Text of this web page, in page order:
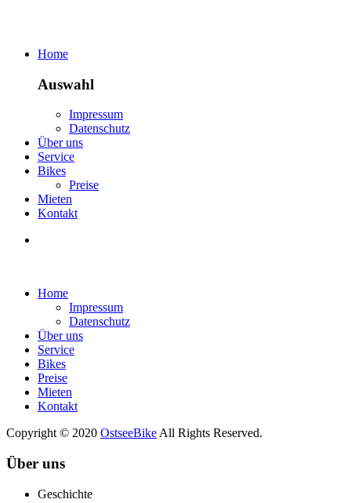
Home
Auswahl
Impressum
Datenschutz
Über uns
Service
Bikes
Preise
Mieten
Kontakt
Home
Impressum
Datenschutz
Über uns
Service
Bikes
Preise
Mieten
Kontakt
Copyright © 2020 OstseeBikeAll Rights Reserved.
Über uns
Geschichte